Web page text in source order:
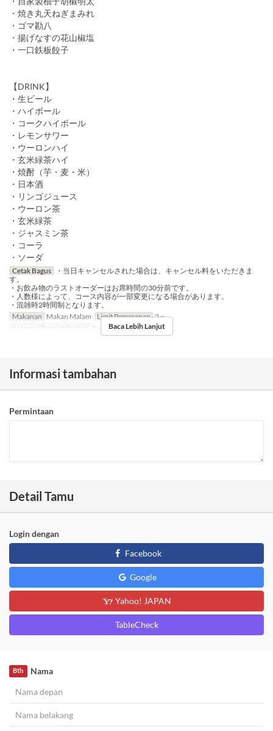
・焼き丸天ねぎまみれ
・ゴマ勘八
・揚げなすの花山椒塩
・一口鉄板餃子
【DRINK】
・生ビール
・ハイボール
・コークハイボール
・レモンサワー
・ウーロンハイ
・玄米緑茶ハイ
・焼酎（芋・麦・米）
・日本酒
・リンゴジュース
・ウーロン茶
・玄米緑茶
・ジャスミン茶
・コーラ
・ソーダ
Cetak Bagus
・当日キャンセルされた場合は、キャンセル料をいただきま
す。
・お飲み物のラストオーダーはお席時間の30分前です。
・人数様によって、コース内容が一部変更になる場合があります。
・混雑時2時間制となります。
Makanan Makan Malam Limit Pemesanan 2 ~
Kategori Tempat Duduk
Book a Table
Baca Lebih Lanjut
Informasi tambahan
Permintaan
Detail Tamu
Login dengan
Facebook
Google
Yahoo! JAPAN
TableCheck
Nama
Bth